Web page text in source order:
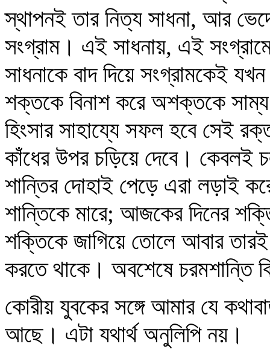
স্থাপনই তার নিত্য সাধনা, আর
সংগ্রাম। এই সাধনায়, এই
সাধনাকে বাদ দিয়ে সংগ্রামকেই
শক্তকে বিনাশ করে অশক্তকে
হিংসার সাহায্যে সফল হবে সেই
কাঁধের উপর চড়িয়ে দেবে। কেবলই
শান্তির দোহাই পেড়ে এরা লড়াই
শান্তিকে মারে; আজকের দিনের
শক্তিকে জাগিয়ে তোলে আবার
করতে থাকে। অবশেষে চরমশান্তি কি
কোরীয় যুবকের সঙ্গে আমার যে
আছে। এটা যথার্থ অনুলিপি নয়।